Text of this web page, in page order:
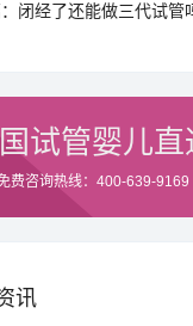
：闭经了还能做三代试
试管婴儿直
费咨询热线：400-639-9169
讯